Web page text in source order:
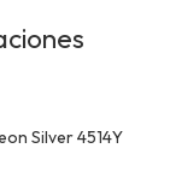
Silver 4514Y